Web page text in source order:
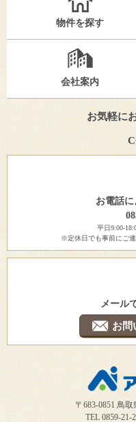
物件を探す
会社案内
お気軽に
お電話
平日9:00-
※定休日でも事前にご連
メール
お問
〒683-0851 鳥
TEL 0859-